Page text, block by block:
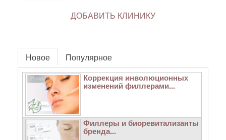
ДОБАВИТЬ КЛИНИКУ
Новое Популярное
Коррекция инволюционных
изменений филлерами...
Филлеры и биоревитализанты
бренда...